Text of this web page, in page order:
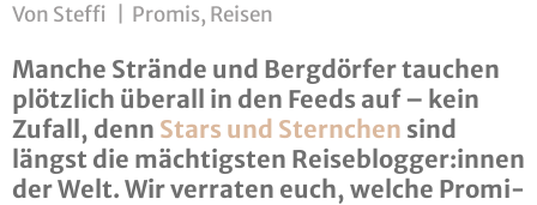
Von Steffi Promis, Reisen
Manche Strände und Bergdörfer tauchen
plötzlich überall in den Feeds auf – kein
Zufall, denn Stars und Sternchen sind
längst die mächtigsten Reiseblogger:innen
der Welt. Wir verraten euch, welche Promi-